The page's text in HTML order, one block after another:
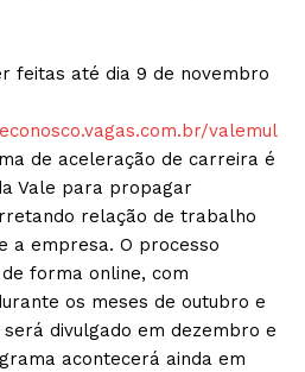
feitas até dia 9 de novembro
valemul
de aceleração de carreira é
Vale para propagar
relação de trabalho
a empresa. O processo
forma online, com
os meses de outubro e
divulgado em dezembro e
acontecerá ainda em